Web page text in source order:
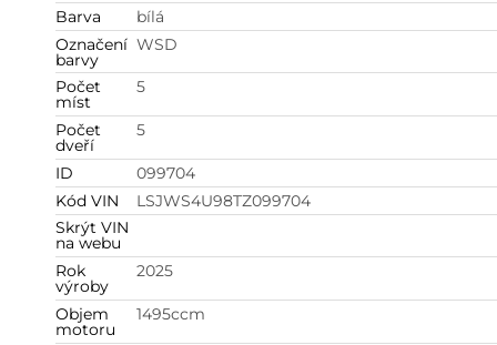
Barva
bílá
Označení
barvy
WSD
Počet
míst
5
Počet
dveří
5
ID
099704
Kód VIN
LSJWS4U98TZ099704
Skrýt VIN
na webu
Rok
výroby
2025
Objem
motoru
1495ccm